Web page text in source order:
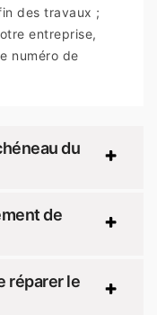
des travaux ;
entreprise,
numéro de
du
de
réparer le